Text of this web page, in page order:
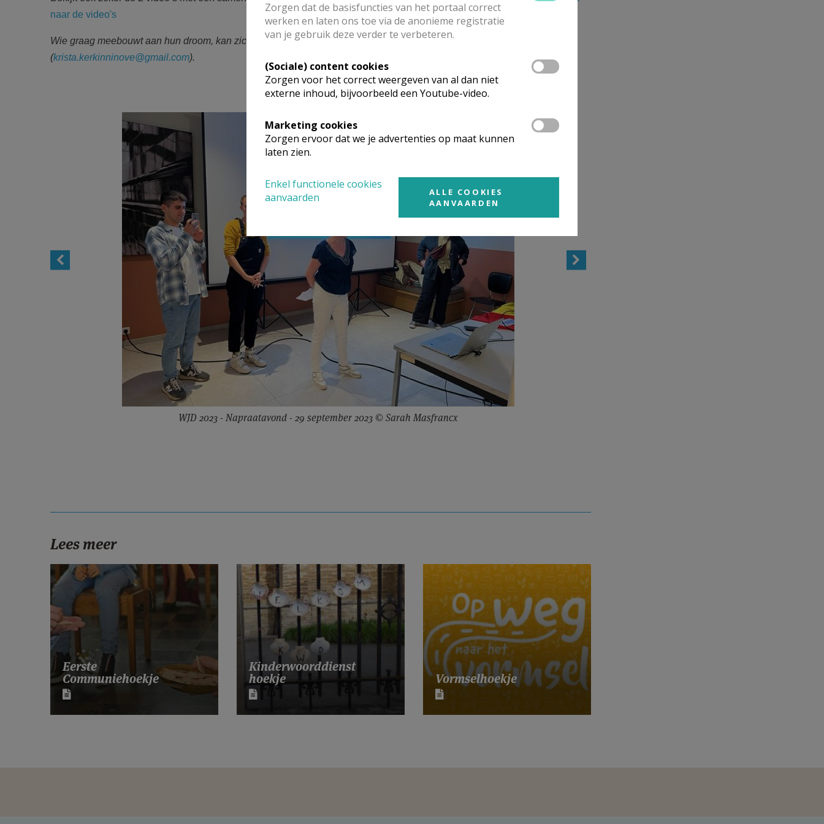
naar de video's
Wie graag meebouwt aan hun droom, kan zich melden bij Louise, Servaes, Femke of bij parochieassistente Krista
(krista.kerkinninove@gmail.com).
WJD 2023 - Napraatavond - 29 september 2023 © Sarah Masfrancx
Lees meer
Eerste
Communiehoekje
Kinderwoorddienst
hoekje Vormselhoekje
Zorgen dat de basisfuncties van het portaal correct
werken en laten ons toe via de anonieme registratie
van je gebruik deze verder te verbeteren.
(Sociale) content cookies
Zorgen voor het correct weergeven van al dan niet
externe inhoud, bijvoorbeeld een Youtube-video.
Marketing cookies
Zorgen ervoor dat we je advertenties op maat kunnen
laten zien.
Enkel functionele cookies
aanvaarden
ALLE COOKIES
AANVAARDEN